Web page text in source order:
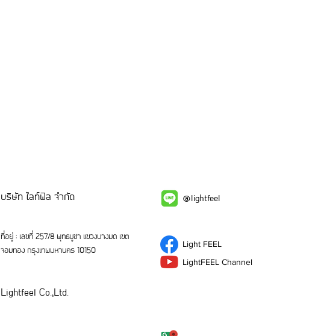
บริษัท ไลท์ฟิล จำกัด
ที่อยู่ : เลขที่ 257/8 พุทธบูชา แขวงบางมด เขต
จอมทอง กรุงเทพมหานคร 10150
@lightfeel
Light FEEL
Lightfeel Co.,Ltd.
LightFEEL Channel